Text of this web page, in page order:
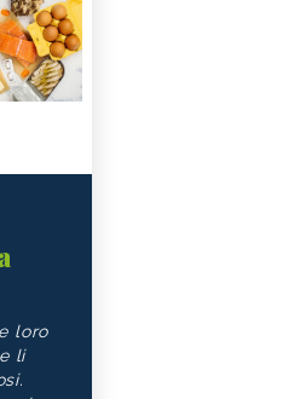
loro
li